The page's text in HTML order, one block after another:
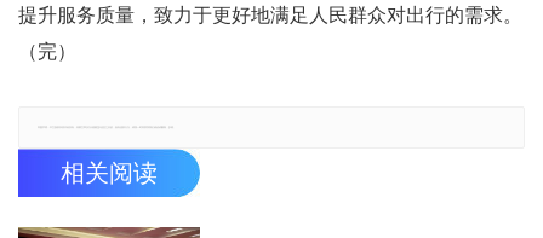
提升服务质量，致力于更好地满足人民群众对出行的需求。
（完）
郑重声明：本文版权归原作者所有，转载文章仅为传播更多信息之目的，如有侵权行为，请第一时间联系我们修改或删除，多谢。
相关阅读